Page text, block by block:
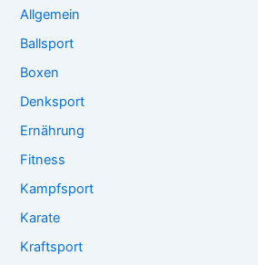
Allgemein
Ballsport
Boxen
Denksport
Ernährung
Fitness
Kampfsport
Karate
Kraftsport